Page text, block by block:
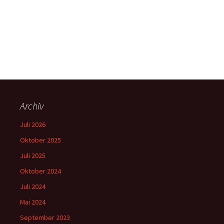
Archiv
Juli 2026
Oktober 2025
Juli 2025
Oktober 2024
Juli 2024
Mai 2024
September 2023